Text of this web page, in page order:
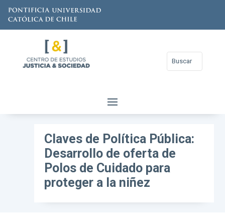
Claves de Política Pública:
Desarrollo de oferta de
Polos de Cuidado para
proteger a la niñez